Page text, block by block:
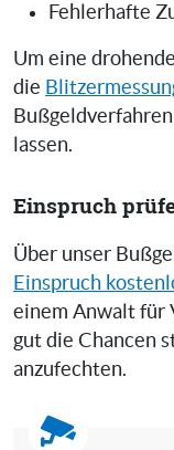
Fehlerhafte
Um eine
die
lassen.
Einspruch
Über unser
Einspruch
einem Anwalt für
gut die Chancen
anzufechten.